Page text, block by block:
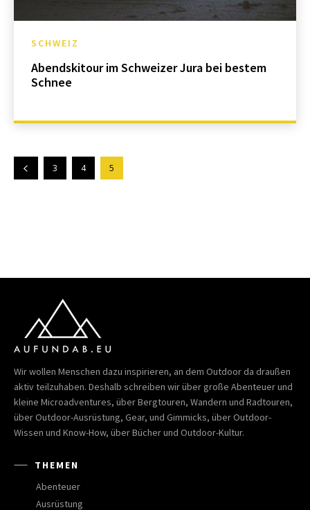
SCHWEIZ
Abendskitour im Schweizer Jura bei bestem
Schnee
3 4 5
Wir wollen Menschen dazu inspirieren, an dem Outdoor da draußen
aktiv teilzuhaben. Deshalb schreiben wir über große Abenteuer und
kleine Microadventures, über Bergtouren, Wandern und Radtouren,
über Outdoor-Ausrüstung, Gear, und Gimmicks, über Outdoor-
Wissen und Know-How, über Bücher und Outdoor-Kultur.
THEMEN
Abenteuer
Ausrüstung